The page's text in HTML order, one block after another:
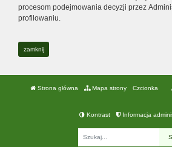
procesom podejmowania decyzji przez
profilowaniu.
zamknij
Strona główna Mapa strony Czcionka
Kontrast Informacja